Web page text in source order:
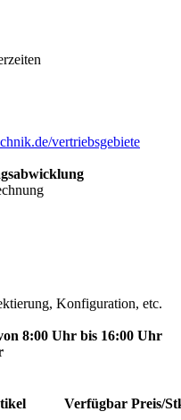
vertriebsgebiete
Konfiguration, etc.
8:00 Uhr bis 16:00 Uhr
Verfügbar Preis/